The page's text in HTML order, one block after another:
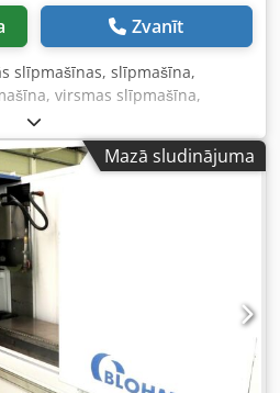
Zvanīt
slīpmašīnas, slīpmašīna,
virsmas slīpmašīna,
slīpmašīna -Ražotājs:
slīpmašīna -Galda izmērs: 770
-Pārvietošanas ceļi: x 490
-Izmēri: 1030/870/H1510 mm
svars: 403 kg
Mazā sludinājuma